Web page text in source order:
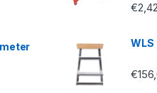
€2,42
€